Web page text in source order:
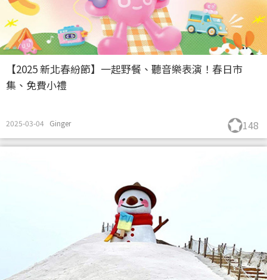
【2025 新北春紛節】一起野餐、聽音樂表演！春日市
集、免費小禮
2025-03-04 Ginger 148